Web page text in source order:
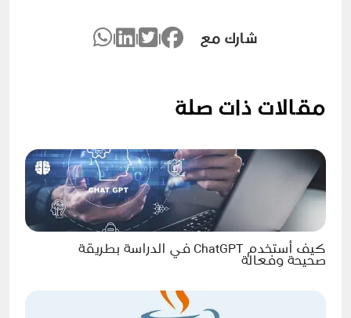
شارك مع
مقالات ذات صلة
كيف أستخدم ChatGPT في الدراسة بطريقة
صحيحة وفعالة